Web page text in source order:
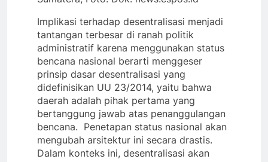
Implikasi terhadap desentralisasi menjadi
tantangan terbesar di ranah politik
administratif karena menggunakan status
bencana nasional berarti menggeser
prinsip dasar desentralisasi yang
didefinisikan UU 23/2014, yaitu bahwa
daerah adalah pihak pertama yang
bertanggung jawab atas penanggulangan
bencana. Penetapan status nasional akan
mengubah arsitektur ini secara drastis.
Dalam konteks ini, desentralisasi akan